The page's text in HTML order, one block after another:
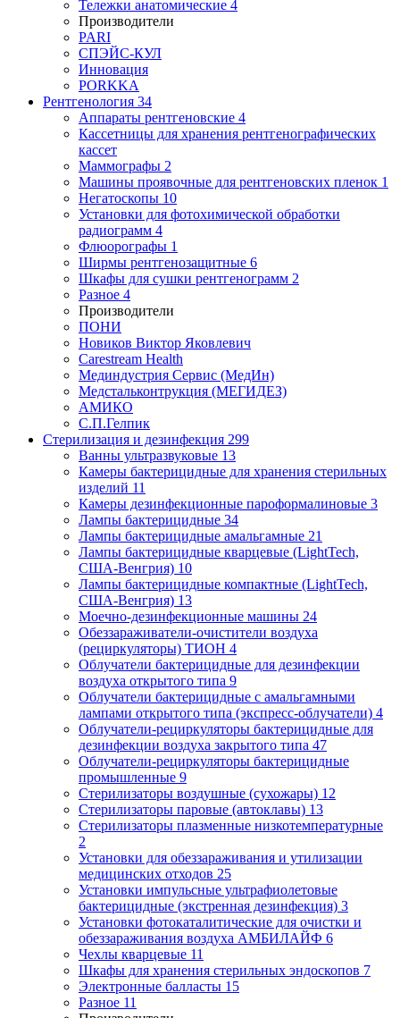
Тележки анатомические 4
Производители
PARI
СПЭЙС-КУЛ
Инновация
PORKKA
Рентгенология 34
Аппараты рентгеновские 4
Кассетницы для хранения рентгенографических
кассет
Маммографы 2
Машины проявочные для рентгеновских пленок 1
Негатоскопы 10
Установки для фотохимической обработки
радиограмм 4
Флюорографы 1
Ширмы рентгенозащитные 6
Шкафы для сушки рентгенограмм 2
Разное 4
Производители
ПОНИ
Новиков Виктор Яковлевич
Carestream Health
Мединдустрия Сервис (МедИн)
Медстальконтрукция (МЕГИДЕЗ)
АМИКО
С.П.Гелпик
Стерилизация и дезинфекция 299
Ванны ультразвуковые 13
Камеры бактерицидные для хранения стерильных
изделий 11
Камеры дезинфекционные пароформалиновые 3
Лампы бактерицидные 34
Лампы бактерицидные амальгамные 21
Лампы бактерицидные кварцевые (LightTech,
США-Венгрия) 10
Лампы бактерицидные компактные (LightTech,
США-Венгрия) 13
Моечно-дезинфекционные машины 24
Обеззараживатели-очистители воздуха
(рециркуляторы) ТИОН 4
Облучатели бактерицидные для дезинфекции
воздуха открытого типа 9
Облучатели бактерицидные с амальгамными
лампами открытого типа (экспресс-облучатели) 4
Облучатели-рециркуляторы бактерицидные для
дезинфекции воздуха закрытого типа 47
Облучатели-рециркуляторы бактерицидные
промышленные 9
Стерилизаторы воздушные (сухожары) 12
Стерилизаторы паровые (автоклавы) 13
Стерилизаторы плазменные низкотемпературные
2
Установки для обеззараживания и утилизации
медицинских отходов 25
Установки импульсные ультрафиолетовые
бактерицидные (экстренная дезинфекция) 3
Установки фотокаталитические для очистки и
обеззараживания воздуха АМБИЛАЙФ 6
Чехлы кварцевые 11
Шкафы для хранения стерильных эндоскопов 7
Электронные балласты 15
Разное 11